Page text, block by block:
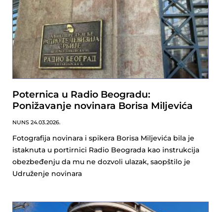
Poternica u Radio Beogradu:
Ponižavanje novinara Borisa Miljevića
NUNS 24.03.2026.
Fotografija novinara i spikera Borisa Miljevića bila je
istaknuta u portirnici Radio Beograda kao instrukcija
obezbeđenju da mu ne dozvoli ulazak, saopštilo je
Udruženje novinara